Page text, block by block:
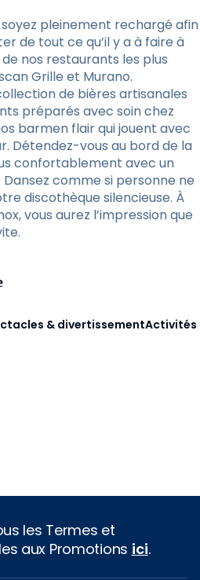
soyez pleinement rechargé afin
de tout ce qu’il y a à faire à
nos restaurants les plus
Grille et Murano.
de bières artisanales
préparés avec soin chez
barmen flair qui jouent avec
Détendez-vous au bord de la
confortablement avec un
Dansez comme si personne ne
discothèque silencieuse. À
vous aurez l’impression que
& divertissementActivités
les Termes et
aux Promotions ici.